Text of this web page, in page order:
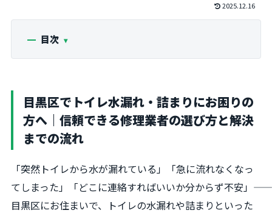
2025.12.16
目次
目黒区でトイレ水漏れ・詰まりにお困りの
方へ｜信頼できる修理業者の選び方と解決
までの流れ
「突然トイレから水が漏れている」「急に流れなくなっ
てしまった」「どこに連絡すればいいか分からず不安」――
目黒区にお住まいで、トイレの水漏れや詰まりといった